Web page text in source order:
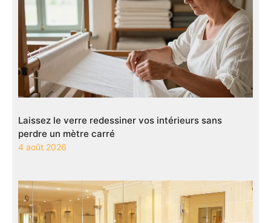
Laissez le verre redessiner vos intérieurs sans
perdre un mètre carré
4 août 2026